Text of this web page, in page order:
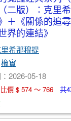
二版）：克里
＋《關係的追
界的連結》
希那穆提
橡實
2026-05-18
價 $ 574 ～ 766 共